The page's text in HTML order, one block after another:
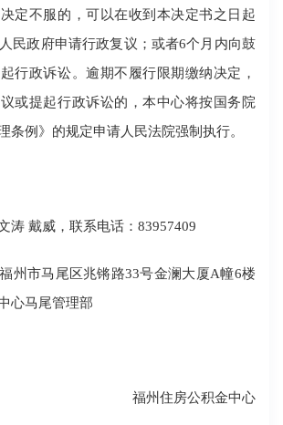
定不服的，可以在收到本决定书之日起
民政府申请行政复议；或者6个月内向鼓
行政诉讼。逾期不履行限期缴纳决定，
或提起行政诉讼的，本中心将按国务院
条例》的规定申请人民法院强制执行。
涛 戴威 ，联系电话：83957409
福州市马尾区兆锵路33号金澜大厦A幢6楼
心马尾管理部
福州住房公积金中心